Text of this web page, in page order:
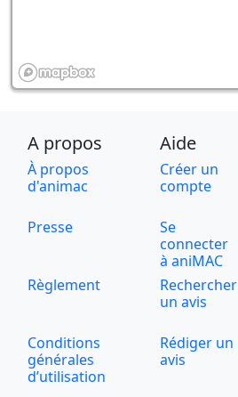
A propos Aide
À propos
d'animac
Créer un
compte
Presse
Se
connecter
à aniMAC
Règlement
Rechercher
un avis
Conditions
générales
d’utilisation
Rédiger un
avis